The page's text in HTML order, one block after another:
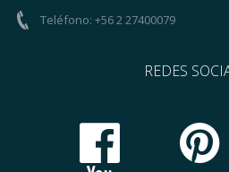
Teléfono: +56 2 27400079
REDES